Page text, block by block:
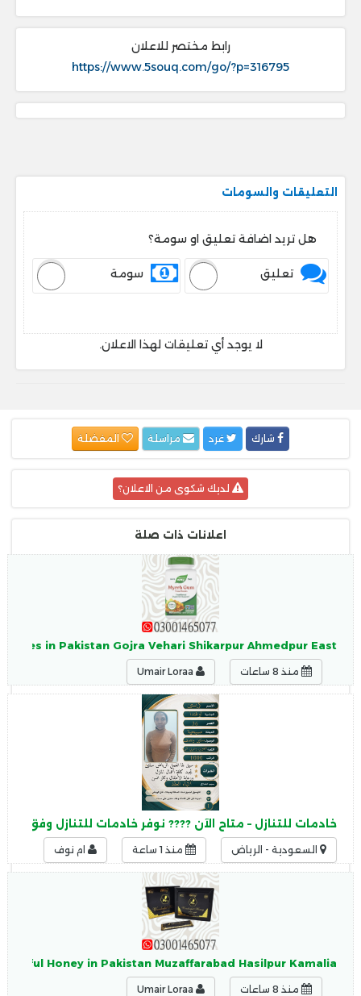
رابط مختصر للاعلان
https://www.5souq.com/go/?p=316795
التعليقات والسومات
هل تريد اضافة تعليق او سومة؟
تعليق سومة
لا يوجد أي تعليقات لهذا الاعلان.
شارك غرد
لديك شكوى من الاعلان؟
اعلانات ذات صلة
in Pakistan Gojra Vehari Shikarpur Ahmedpur East
منذ 8 ساعات
خادمات للتنازل – متاح الآن ???? نوفر خادمات للتنازل وفق
السعودية - الرياض منذ 1 ساعة ام نوف
Honey in Pakistan Muzaffarabad Hasilpur Kamalia
منذ 8 ساعات